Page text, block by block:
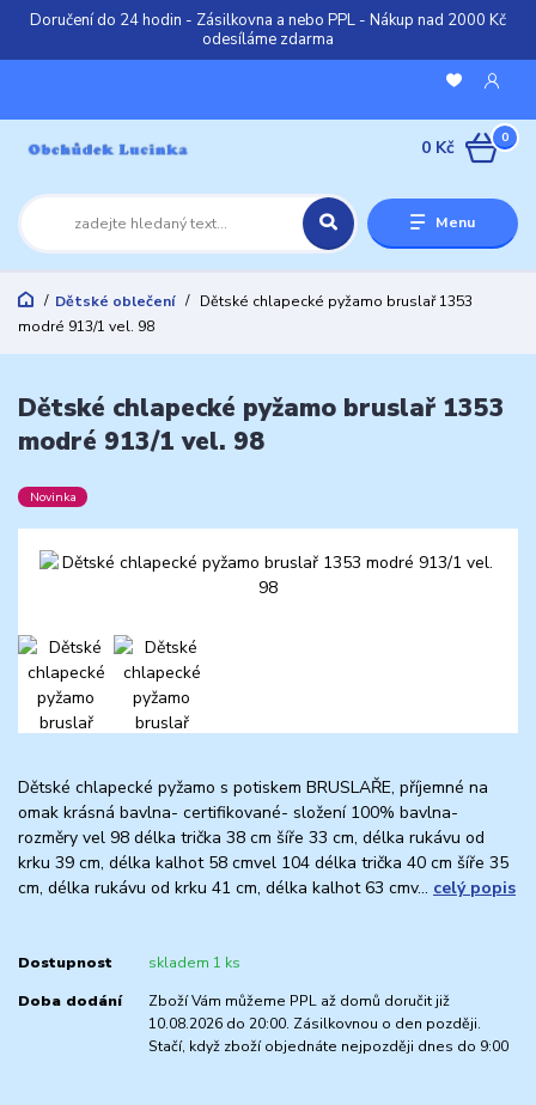
Doručení do 24 hodin - Zásilkovna a nebo PPL - Nákup nad 2000 Kč
odesíláme zdarma
Menu
0
0 Kč
Dětské oblečení
Dětské chlapecké pyžamo bruslař 1353
modré 913/1 vel. 98
Dětské chlapecké pyžamo bruslař 1353
modré 913/1 vel. 98
Novinka
Dětské chlapecké pyžamo s potiskem BRUSLAŘE, příjemné na
omak krásná bavlna- certifikované- složení 100% bavlna-
rozměry vel 98 délka trička 38 cm šíře 33 cm, délka rukávu od
krku 39 cm, délka kalhot 58 cmvel 104 délka trička 40 cm šíře 35
cm, délka rukávu od krku 41 cm, délka kalhot 63 cmv... celý popis
Dostupnost skladem 1 ks
Doba dodání
Zboží Vám můžeme PPL až domů doručit již
10.08.2026 do 20:00. Zásilkovnou o den později.
Stačí, když zboží objednáte nejpozději dnes do 9:00